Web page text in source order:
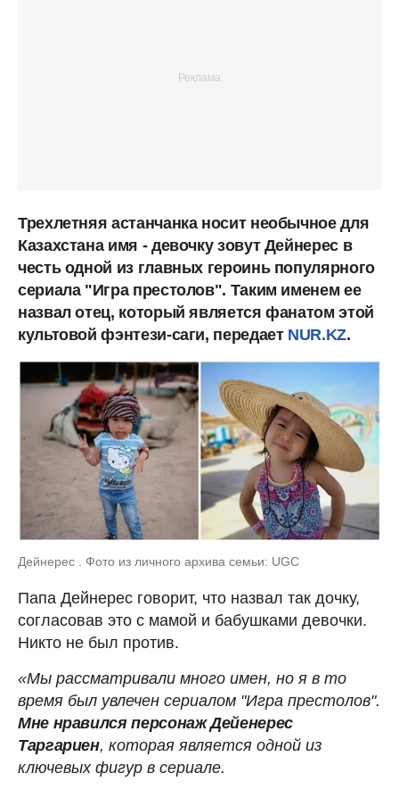
Трехлетняя астанчанка носит необычное для
Казахстана имя - девочку зовут Дейнерес в
честь одной из главных героинь популярного
сериала "Игра престолов". Таким именем ее
назвал отец, который является фанатом этой
культовой фэнтези-саги, передает NUR.KZ.
Дейнерес . Фото из личного архива семьи: UGC
Папа Дейнерес говорит, что назвал так дочку,
согласовав это с мамой и бабушками девочки.
Никто не был против.
«Мы рассматривали много имен, но я в то
время был увлечен сериалом "Игра престолов".
Мне нравился персонаж Дейенерес
Таргариен, которая является одной из
ключевых фигур в сериале.